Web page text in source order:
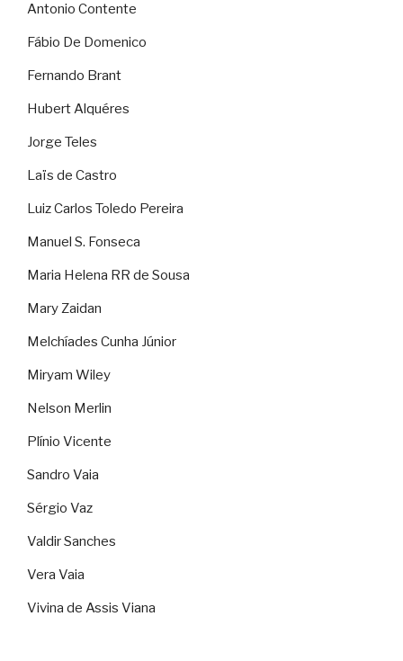
Antonio Contente
Fábio De Domenico
Fernando Brant
Hubert Alquéres
Jorge Teles
Laïs de Castro
Luiz Carlos Toledo Pereira
Manuel S. Fonseca
Maria Helena RR de Sousa
Mary Zaidan
Melchíades Cunha Júnior
Miryam Wiley
Nelson Merlin
Plínio Vicente
Sandro Vaia
Sérgio Vaz
Valdir Sanches
Vera Vaia
Vivina de Assis Viana